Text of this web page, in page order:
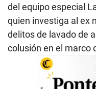
del equipo especial
quien investiga al ex
delitos de lavado de
colusión en el marco